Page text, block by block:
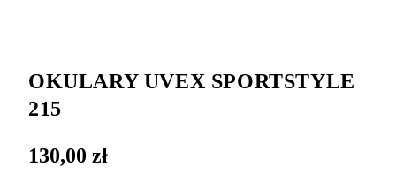
OKULARY UVEX SPORTSTYLE
215
130,00 zł